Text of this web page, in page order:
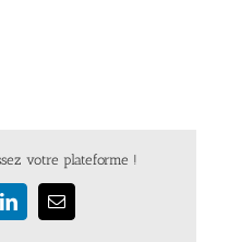
votre plateforme !
LinkedInEmail